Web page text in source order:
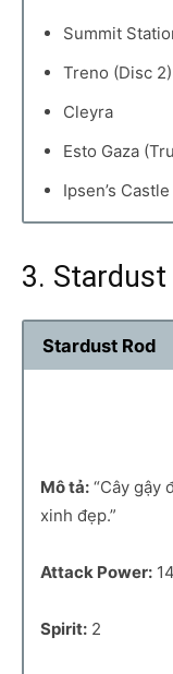
Summit
Treno (Disc 2)
Cleyra
Esto Gaza
Ipsen’s Castle
3. Stardust
Stardust Rod
Mô tả: “Cây gậy
xinh đẹp.”
Attack Power: 14
Spirit: 2